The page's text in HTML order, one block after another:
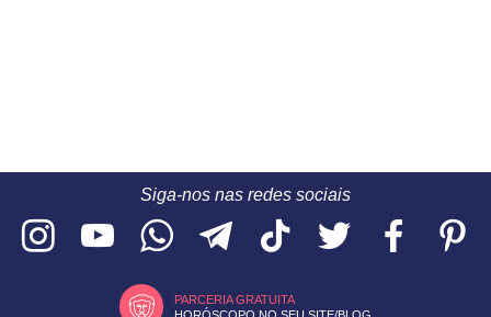
Siga-nos nas redes sociais
PARCERIA GRATUITA